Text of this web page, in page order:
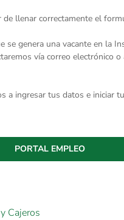
llenar correctamente el
se genera una vacante en la
vía correo electrónico
a ingresar tus datos e iniciar
PORTAL EMPLEO
y Cajeros